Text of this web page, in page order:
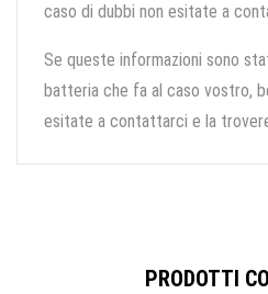
caso di dubbi non esitate a
Se queste informazioni sono
batteria che fa al caso vostro,
esitate a contattarci e la
PRODOTTI